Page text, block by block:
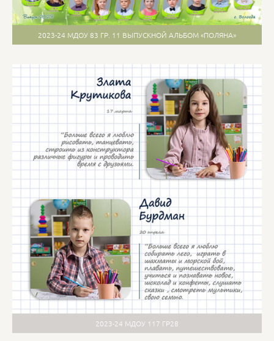
2023-24 МДОУ 83 ГР. 11 ВЫПУСКНОЙ АЛЬБОМ «ПОЛЯНА»
2023-24 МДОУ 117 ГР28